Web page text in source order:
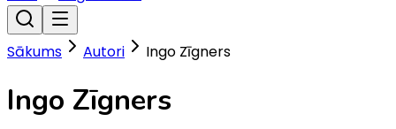
Sākums Autori Ingo Zīgners
Ingo Zīgners